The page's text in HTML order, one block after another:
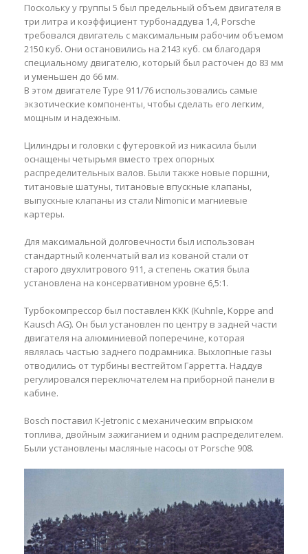
Поскольку у группы 5 был предельный объем двигателя в
три литра и коэффициент турбонаддува 1,4, Porsche
требовался двигатель с максимальным рабочим объемом
2150 куб. Они остановились на 2143 куб. см благодаря
специальному двигателю, который был расточен до 83 мм
и уменьшен до 66 мм.
В этом двигателе Type 911/76 использовались самые
экзотические компоненты, чтобы сделать его легким,
мощным и надежным.
Цилиндры и головки с футеровкой из никасила были
оснащены четырьмя вместо трех опорных
распределительных валов. Были также новые поршни,
титановые шатуны, титановые впускные клапаны,
выпускные клапаны из стали Nimonic и магниевые
картеры.
Для максимальной долговечности был использован
стандартный коленчатый вал из кованой стали от
старого двухлитрового 911, а степень сжатия была
установлена на консервативном уровне 6,5:1.
Турбокомпрессор был поставлен KKK (Kuhnle, Koppe and
Kausch AG). Он был установлен по центру в задней части
двигателя на алюминиевой поперечине, которая
являлась частью заднего подрамника. Выхлопные газы
отводились от турбины вестгейтом Гарретта. Наддув
регулировался переключателем на приборной панели в
кабине.
Bosch поставил K-Jetronic с механическим впрыском
топлива, двойным зажиганием и одним распределителем.
Были установлены масляные насосы от Porsche 908.